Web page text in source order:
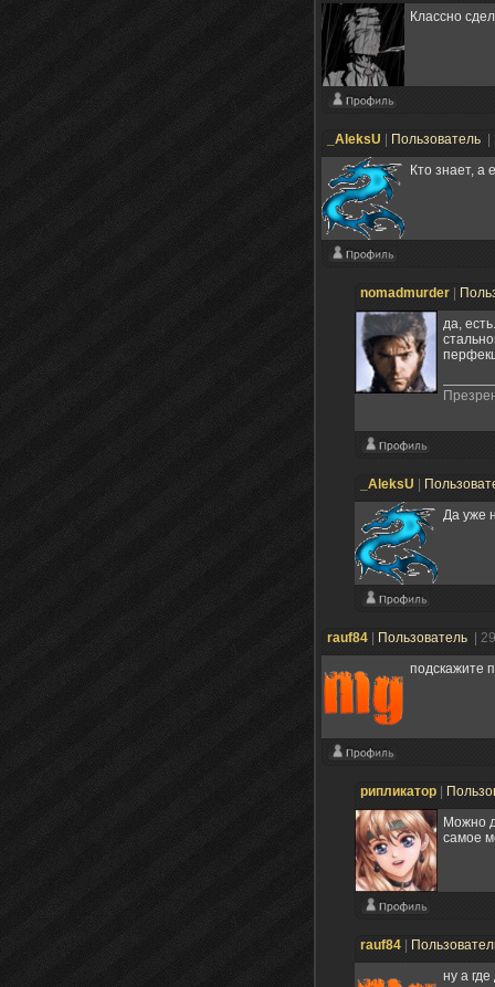
Классно
_AleksU | Пользователь |
Кто знает, а
nomadmurder |
да,
_AleksU |
Да уже
rauf84 | Пользователь |
подскажите
рипликатор |
Можно
самое
rauf84 |
ну а